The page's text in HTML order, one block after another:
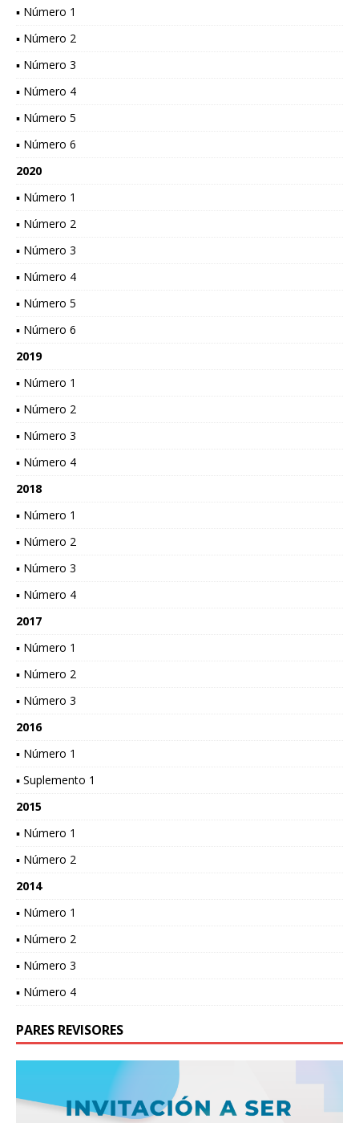
▪ Número 1
▪ Número 2
▪ Número 3
▪ Número 4
▪ Número 5
▪ Número 6
2020
▪ Número 1
▪ Número 2
▪ Número 3
▪ Número 4
▪ Número 5
▪ Número 6
2019
▪ Número 1
▪ Número 2
▪ Número 3
▪ Número 4
2018
▪ Número 1
▪ Número 2
▪ Número 3
▪ Número 4
2017
▪ Número 1
▪ Número 2
▪ Número 3
2016
▪ Número 1
▪ Suplemento 1
2015
▪ Número 1
▪ Número 2
2014
▪ Número 1
▪ Número 2
▪ Número 3
▪ Número 4
PARES REVISORES